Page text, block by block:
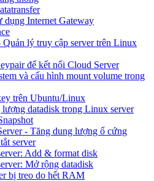
dụng Internet Gateway
Quản lý truy cập server trên Linux
để kết nối Cloud Server
và cấu hình mount volume trong
trên Ubuntu/Linux
lượng datadisk trong Linux server
- Tăng dung lượng ổ cứng
server
Add & format disk
Mở rộng datadisk
bị treo do hết RAM